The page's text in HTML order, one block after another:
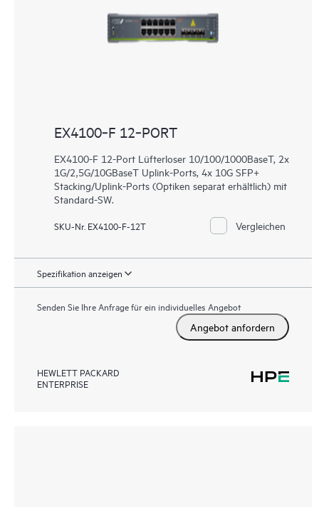
EX4100‑F 12‑PORT
EX4100-F 12-Port Lüfterloser 10/100/1000BaseT, 2x
1G/2,5G/10GBaseT Uplink-Ports, 4x 10G SFP+
Stacking/Uplink-Ports (Optiken separat erhältlich) mit
Standard-SW.
SKU-Nr. EX4100-F-12T Vergleichen
Spezifikation anzeigen
Senden Sie Ihre Anfrage für ein individuelles Angebot
Angebot anfordern
HEWLETT PACKARD
ENTERPRISE